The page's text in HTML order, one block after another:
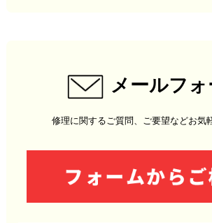
メールフォ
修理に関するご質問、ご要望などお気